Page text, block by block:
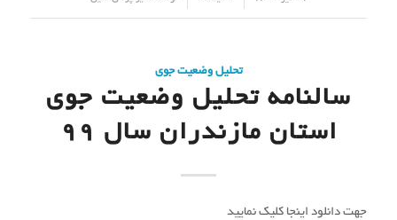
تحلیل وضعیت جوی
سالنامه تحلیل وضعیت جوی
استان مازندران سال 99
جهت دانلود اینجا کلیک نمایید